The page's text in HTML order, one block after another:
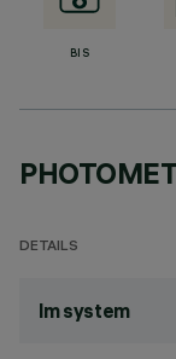
BIS
DETAILS
lm system